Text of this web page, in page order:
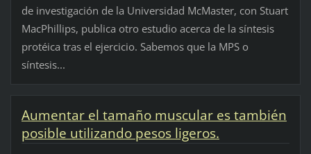
de investigación de la Universidad McMaster, con Stuart
MacPhillips, publica otro estudio acerca de la síntesis
protéica tras el ejercicio. Sabemos que la MPS o
síntesis...
Aumentar el tamaño muscular es también
posible utilizando pesos ligeros.